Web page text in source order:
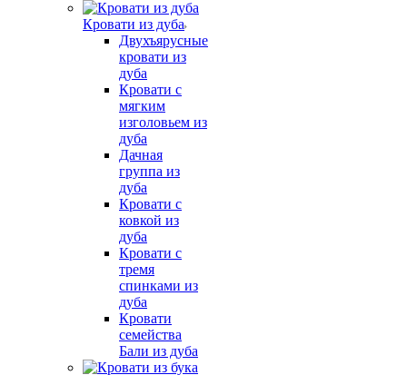
Кровати из дуба
Двухъярусные
кровати из
дуба
Кровати с
мягким
изголовьем из
дуба
Дачная
группа из
дуба
Кровати с
ковкой из
дуба
Кровати с
тремя
спинками из
дуба
Кровати
семейства
Бали из дуба